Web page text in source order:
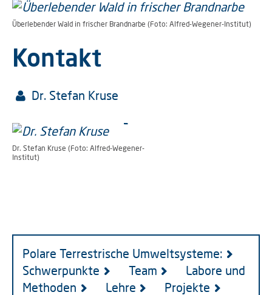
Überlebender Wald in frischer Brandnarbe (Foto: Alfred-Wegener-Institut)
Kontakt
Dr. Stefan Kruse
Dr. Stefan Kruse (Foto: Alfred-Wegener-
Institut)
Polare Terrestrische Umweltsysteme:
Schwerpunkte
Team
Labore und
Methoden
Lehre Projekte